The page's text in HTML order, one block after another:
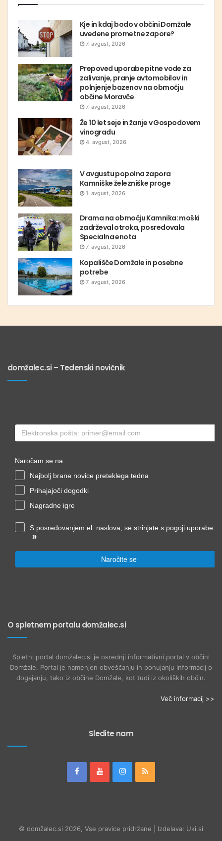
Kje in kdaj bodo v občini Domžale
uvedene prometne zapore?
7. avgust, 2026
Prepoved uporabe pitne vode za
zalivanje, pranje avtomobilov in
polnjenje bazenov na območju
občine Moravče
7. avgust, 2026
Že 10 let seje in žanje v Gospodovem
vinogradu
4. avgust, 2026
V avgustu popolna zapora
Kamniške železniške proge
1. avgust, 2026
Drama na območju Kamnika: moški
zadrževal otroka, posredovala
Specialna enota
7. avgust, 2026
Kopališče Domžale in posebne
potrebe
7. avgust, 2026
domžalec.si – Tedenski novičnik
Naročam se na:
Najbolj brane novice preteklega tedna
Prihajajoči dogodki
Nagradne igre
S posredovanjem el. naslova, se strinjate s pogoji uporabe.
»
Naročite se
O spletnem portalu domžalec.si
Spletni portal domžalec.si je osrednji informativni portal v občini
Domžale. Portal je namenjen obveščanju in ponujanju informacij o
dogajanju, tako iz občine Domžale, kot tudi iz okoliških občin.
Več informacij >>
Sledite nam
© domžalec.si 2026, Vse pravice pridržane | Izdelava: Uki.si